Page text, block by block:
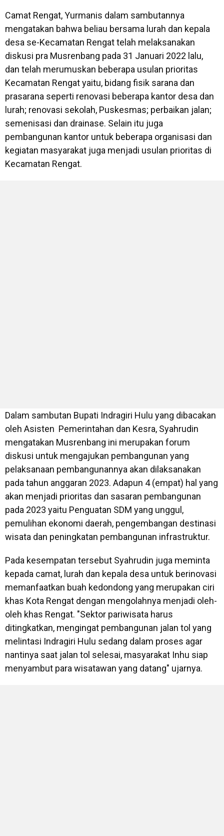
Camat Rengat, Yurmanis dalam sambutannya
mengatakan bahwa beliau bersama lurah dan kepala
desa se-Kecamatan Rengat telah melaksanakan
diskusi pra Musrenbang pada 31 Januari 2022 lalu,
dan telah merumuskan beberapa usulan prioritas
Kecamatan Rengat yaitu, bidang fisik sarana dan
prasarana seperti renovasi beberapa kantor desa dan
lurah; renovasi sekolah, Puskesmas; perbaikan jalan;
semenisasi dan drainase. Selain itu juga
pembangunan kantor untuk beberapa organisasi dan
kegiatan masyarakat juga menjadi usulan prioritas di
Kecamatan Rengat.
Dalam sambutan Bupati Indragiri Hulu yang dibacakan
oleh Asisten Pemerintahan dan Kesra, Syahrudin
mengatakan Musrenbang ini merupakan forum
diskusi untuk mengajukan pembangunan yang
pelaksanaan pembangunannya akan dilaksanakan
pada tahun anggaran 2023. Adapun 4 (empat) hal yang
akan menjadi prioritas dan sasaran pembangunan
pada 2023 yaitu Penguatan SDM yang unggul,
pemulihan ekonomi daerah, pengembangan destinasi
wisata dan peningkatan pembangunan infrastruktur.
Pada kesempatan tersebut Syahrudin juga meminta
kepada camat, lurah dan kepala desa untuk berinovasi
memanfaatkan buah kedondong yang merupakan ciri
khas Kota Rengat dengan mengolahnya menjadi oleh-
oleh khas Rengat. "Sektor pariwisata harus
ditingkatkan, mengingat pembangunan jalan tol yang
melintasi Indragiri Hulu sedang dalam proses agar
nantinya saat jalan tol selesai, masyarakat Inhu siap
menyambut para wisatawan yang datang" ujarnya.